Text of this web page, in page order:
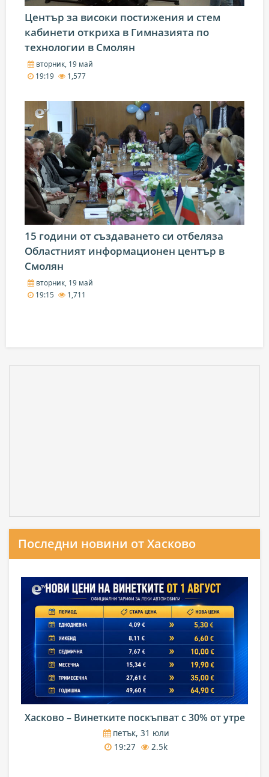
Център за високи постижения и стем
кабинети откриха в Гимназията по
технологии в Смолян
вторник, 19 май
19:19
1,577
15 години от създаването си отбеляза
Областният информационен център в
Смолян
вторник, 19 май
19:15
1,711
Последни новини от Хасково
Хасково – Винетките поскъпват с 30% от утре
петък, 31 юли
19:27
2.5k